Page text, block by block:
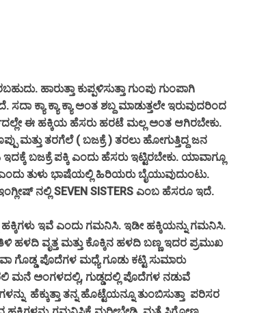
ಕುಪ್ಪಳಿಸುತ್ತಾ ಗುಂಪು ಗುಂಪಾಗಿ
ಕ್ಯಾ ಕ್ಯಾ ಕ್ಯಾ ಅಂತ ಶಬ್ದ ಮಾಡುತ್ತಲೇ ಇರುವುದರಿಂದ
ಈ ಹಕ್ಕಿಯ ಹೆಸರು ಹರಟೆ ಮಲ್ಲ ಅಂತ ಆಗಿರಬೇಕು.
ಮತ್ತು ತರಗೆಲೆ ( ಬಜಕ್ರೆ ) ತರಲು ಹೋಗುತ್ತಿದ್ದ ಜನ
ಬಜಕ್ರೆ ಪಕ್ಕಿ ಎಂದು ಹೆಸರು ಇಟ್ಟಿರಬೇಕು. ಯಾವಾಗ್ಲೂ
ತುಳು ಭಾಷೆಯಲ್ಲಿ ಹಿರಿಯರು ಬೈಯುವುದುಂಟು.
ನಲ್ಲಿ SEVEN SISTERS ಎಂಬ ಹೆಸರೂ ಇದೆ.
ಇವೆ ಎಂದು ಗಮನಿಸಿ. ಇಡೀ ಹಕ್ಕಿಯನ್ನು ಗಮನಿಸಿ.
ಹಳದಿ ವೃತ್ತ ಮತ್ತು ಕೊಕ್ಕಿನ ಹಳದಿ ಬಣ್ಣ ಇದರ ಪ್ರಮುಖ
ಪೊದೆಗಳ ಮಧ್ಯೆ ಗೂಡು ಕಟ್ಟಿ ಸುಮಾರು
ಮನೆ ಅಂಗಳದಲ್ಲಿ, ಗುಡ್ಡದಲ್ಲಿ ಪೊದೆಗಳ ನಡುವೆ
ಹೆಕ್ಕುತ್ತಾ ತನ್ನ ಹೊಟ್ಟೆಯನ್ನೂ ತುಂಬಿಸುತ್ತಾ ಪರಿಸರ